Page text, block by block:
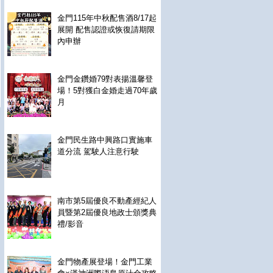
金門115年中秋配售酒8/17起
展開 配售認證或恢復請期限
內申辦
金門金鑽婚79對表揚溫馨登
場！5對獲白金婚走過70年歲
月
金門民生路中興路口實施車
道分流 駕駛人注意行駛
南市第5屆優良不動產經紀人
員暨第2屆優良地政士頒獎典
禮/影音
金門物產展登場！金門工業